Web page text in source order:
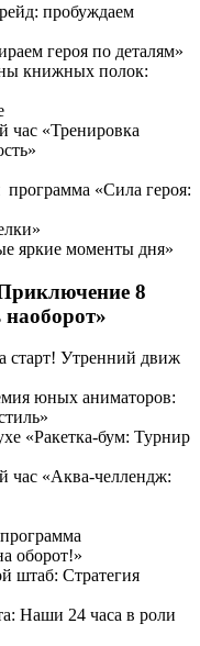
пробуждаем
героя по деталям»
книжных полок:
час «Тренировка
программа «Сила героя:
яркие моменты дня»
8
наоборот»
старт! Утренний движ
юных аниматоров:
«Ракетка-бум: Турнир
час «Аква-челлендж:
оборот!»
штаб: Стратегия
Наши 24 часа в роли